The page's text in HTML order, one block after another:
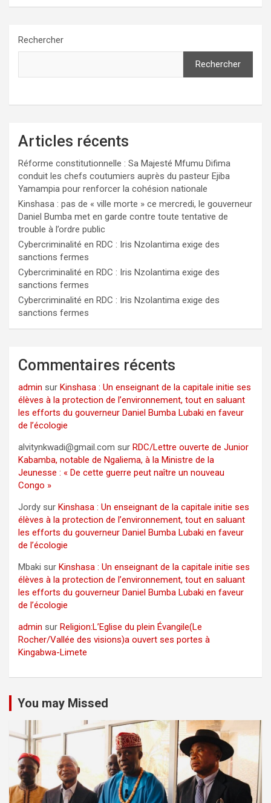
Rechercher
Rechercher
Articles récents
Réforme constitutionnelle : Sa Majesté Mfumu Difima
conduit les chefs coutumiers auprès du pasteur Ejiba
Yamampia pour renforcer la cohésion nationale
Kinshasa : pas de « ville morte » ce mercredi, le gouverneur
Daniel Bumba met en garde contre toute tentative de
trouble à l’ordre public
Cybercriminalité en RDC : Iris Nzolantima exige des
sanctions fermes
Cybercriminalité en RDC : Iris Nzolantima exige des
sanctions fermes
Cybercriminalité en RDC : Iris Nzolantima exige des
sanctions fermes
Commentaires récents
admin sur Kinshasa : Un enseignant de la capitale initie ses
élèves à la protection de l’environnement, tout en saluant
les efforts du gouverneur Daniel Bumba Lubaki en faveur
de l’écologie
alvitynkwadi@gmail.com sur RDC/Lettre ouverte de Junior
Kabamba, notable de Ngaliema, à la Ministre de la
Jeunesse : « De cette guerre peut naître un nouveau
Congo »
Jordy sur Kinshasa : Un enseignant de la capitale initie ses
élèves à la protection de l’environnement, tout en saluant
les efforts du gouverneur Daniel Bumba Lubaki en faveur
de l’écologie
Mbaki sur Kinshasa : Un enseignant de la capitale initie ses
élèves à la protection de l’environnement, tout en saluant
les efforts du gouverneur Daniel Bumba Lubaki en faveur
de l’écologie
admin sur Religion:L’Eglise du plein Évangile(Le
Rocher/Vallée des visions)a ouvert ses portes à
Kingabwa-Limete
You may Missed